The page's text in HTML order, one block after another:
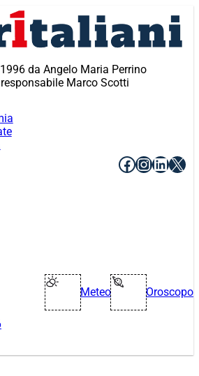
da Angelo Maria Perrino
Marco Scotti
Facebook
X
Meteo Oroscopo